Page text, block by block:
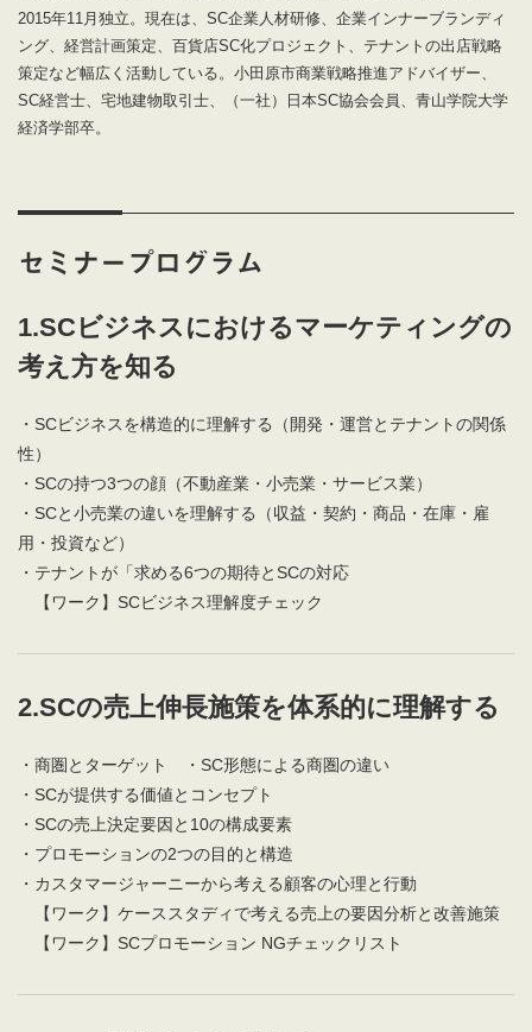
2015年11月独立。現在は、SC企業人材研修、企業インナーブランディ
ング、経営計画策定、百貨店SC化プロジェクト、テナントの出店戦略
策定など幅広く活動している。小田原市商業戦略推進アドバイザー、
SC経営士、宅地建物取引士、（一社）日本SC協会会員、青山学院大学
経済学部卒。
セミナープログラム
1.SCビジネスにおけるマーケティングの
考え方を知る
・SCビジネスを構造的に理解する（開発・運営とテナントの関係
性）
・SCの持つ3つの顔（不動産業・小売業・サービス業）
・SCと小売業の違いを理解する（収益・契約・商品・在庫・雇
用・投資など）
・テナントが「求める6つの期待とSCの対応
【ワーク】SCビジネス理解度チェック
2.SCの売上伸長施策を体系的に理解する
・商圏とターゲット ・SC形態による商圏の違い
・SCが提供する価値とコンセプト
・SCの売上決定要因と10の構成要素
・プロモーションの2つの目的と構造
・カスタマージャーニーから考える顧客の心理と行動
【ワーク】ケーススタディで考える売上の要因分析と改善施策
【ワーク】SCプロモーション NGチェックリスト